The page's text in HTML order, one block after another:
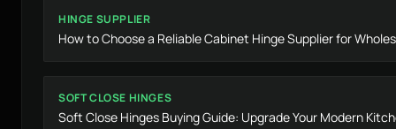
HINGE SUPPLIER
How to Choose a Reliable Cabinet Hinge Supplier for
SOFT CLOSE HINGES
Soft Close Hinges Buying Guide: Upgrade Your Modern